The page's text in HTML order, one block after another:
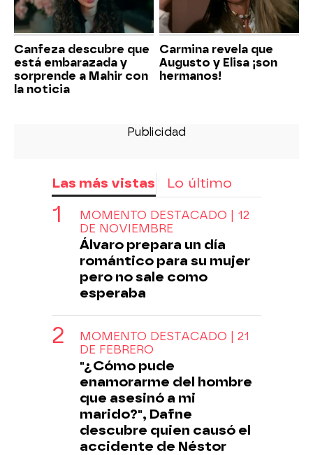
Canfeza descubre que
está embarazada y
sorprende a Mahir con
la noticia
Carmina revela que
Augusto y Elisa ¡son
hermanos!
Las más vistas Lo último
MOMENTO DESTACADO | 12
DE NOVIEMBRE
Álvaro prepara un día
romántico para su mujer
pero no sale como
esperaba
MOMENTO DESTACADO | 21
DE FEBRERO
"¿Cómo pude
enamorarme del hombre
que asesinó a mi
marido?", Dafne
descubre quien causó el
accidente de Néstor